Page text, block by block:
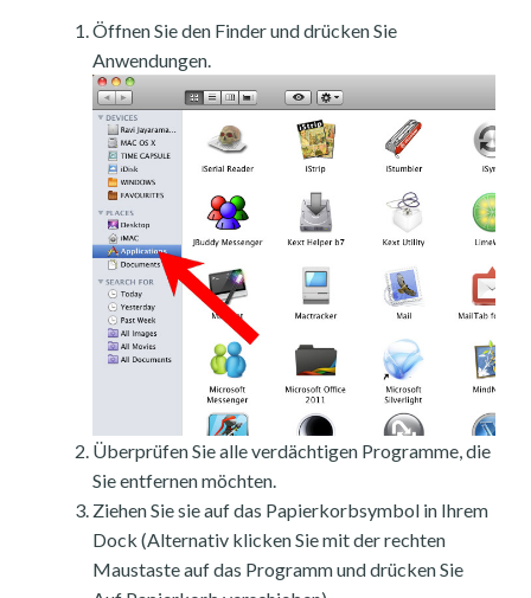
Öffnen Sie den Finder und drücken Sie
Anwendungen.
Überprüfen Sie alle verdächtigen Programme, die
Sie entfernen möchten.
Ziehen Sie sie auf das Papierkorbsymbol in Ihrem
Dock (Alternativ klicken Sie mit der rechten
Maustaste auf das Programm und drücken Sie